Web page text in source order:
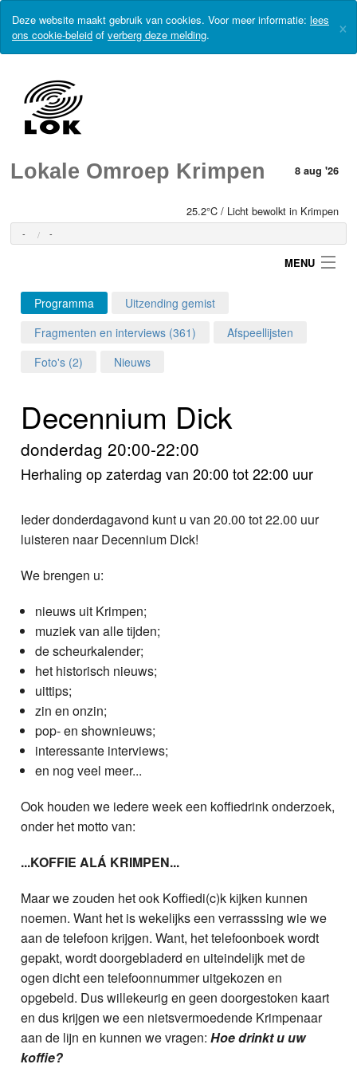
Deze website maakt gebruik van cookies. Voor meer informatie: lees
ons cookie-beleid of verberg deze melding. ×
Lokale Omroep Krimpen 8 aug '26
25.2°C / Licht bewolkt in Krimpen
- -
MENU
Login
Home
Foto's
Video
Programma
Uitzending gemist
Fragmenten en interviews (361)
Afspeellijsten
Foto's (2)
Nieuws
Decennium Dick
donderdag 20:00-22:00
Herhaling op zaterdag van 20:00 tot 22:00 uur
Ieder donderdagavond kunt u van 20.00 tot 22.00 uur
luisteren naar Decennium Dick!
We brengen u:
nieuws uit Krimpen;
muziek van alle tijden;
de scheurkalender;
het historisch nieuws;
uittips;
zin en onzin;
pop- en shownieuws;
interessante interviews;
en nog veel meer...
Ook houden we iedere week een koffiedrink onderzoek,
onder het motto van:
...KOFFIE ALÁ KRIMPEN...
Maar we zouden het ook Koffiedi(c)k kijken kunnen
noemen. Want het is wekelijks een verrasssing wie we
aan de telefoon krijgen. Want, het telefoonboek wordt
gepakt, wordt doorgebladerd en uiteindelijk met de
ogen dicht een telefoonnummer uitgekozen en
opgebeld. Dus willekeurig en geen doorgestoken kaart
en dus krijgen we een nietsvermoedende Krimpenaar
aan de lijn en kunnen we vragen:Hoe drinkt u uw
koffie?